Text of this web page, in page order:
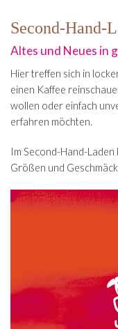
Second-Hand-
Altes und Neues in
Hier treffen sich in
einen Kaffee
wollen oder einfach
erfahren möchten.
Im Second-Hand-
Größen und